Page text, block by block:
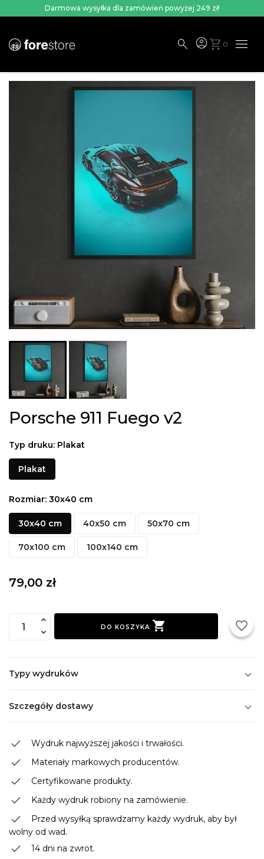
Darmowa wysyłka dla zamówień powyżej 249 zł!
search account_circleshopping_cart 0 menu
Porsche 911 Fuego v2
Typ druku: Plakat
Plakat
Rozmiar: 30x40 cm
30x40 cm 40x50 cm 50x70 cm
70x100 cm 100x140 cm
79,00 zł
DO KOSZYKA  favorite_border
Typy wydruków
Szczegóły dostawy
done Wydruk najwyższej jakości i trwałości.
done Materiały markowych producentów.
done Certyfikowane produkty.
done Każdy wydruk robiony na zamówienie.
done
Przed wysyłką sprawdzamy każdy wydruk, aby był
wolny od wad.
done 14 dni na zwrot.